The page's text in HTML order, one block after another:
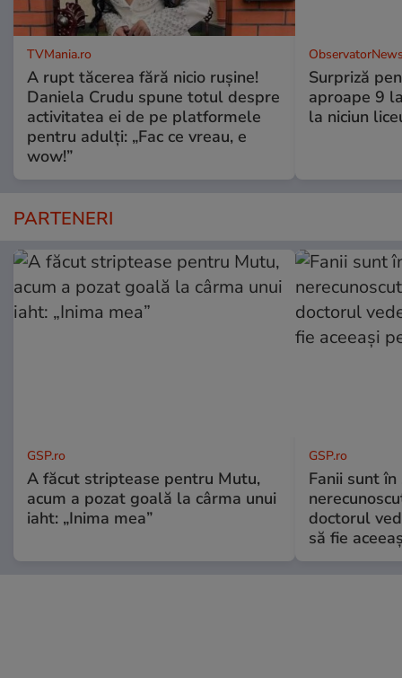
TVMania.ro
A rupt tăcerea fără nicio rușine!
Daniela Crudu spune totul despre
activitatea ei de pe platformele
pentru adulți: „Fac ce vreau, e
wow!”
Surpriză
aproape 9
la niciun
PARTENERI
GSP.ro
A făcut striptease pentru Mutu,
acum a pozat goală la cârma unui
iaht: „Inima mea”
GSP.ro
Fanii sunt în
doctorul
să fie